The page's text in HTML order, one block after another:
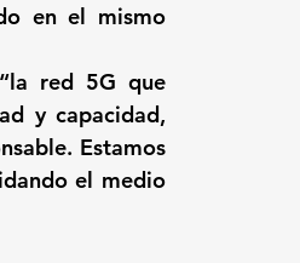
en el mismo
red 5G que
y capacidad,
Estamos
el medio